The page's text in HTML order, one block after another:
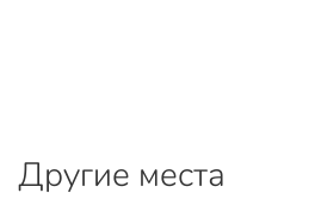
Другие места